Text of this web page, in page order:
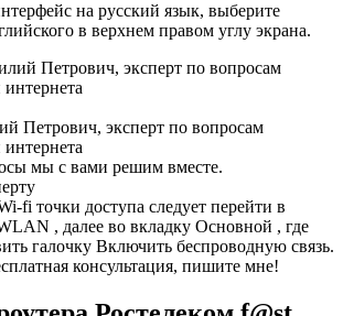
на русский язык, выберите
в верхнем правом углу экрана.
Петрович, эксперт по вопросам
мы с вами решим вместе.
fi точки доступа следует перейти в
, далее во вкладку Основной , где
галочку Включить беспроводную связь.
консультация, пишите мне!